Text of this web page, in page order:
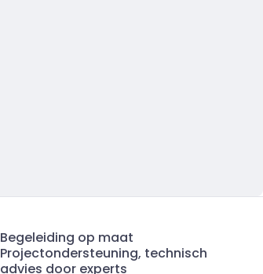
Begeleiding op maat
Projectondersteuning, technisch
advies door experts